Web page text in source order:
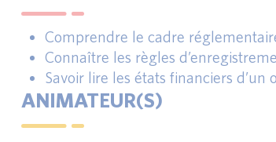
Comprendre le cadre
Connaître les règles
Savoir lire les états financiers d’un
ANIMATEUR(S)